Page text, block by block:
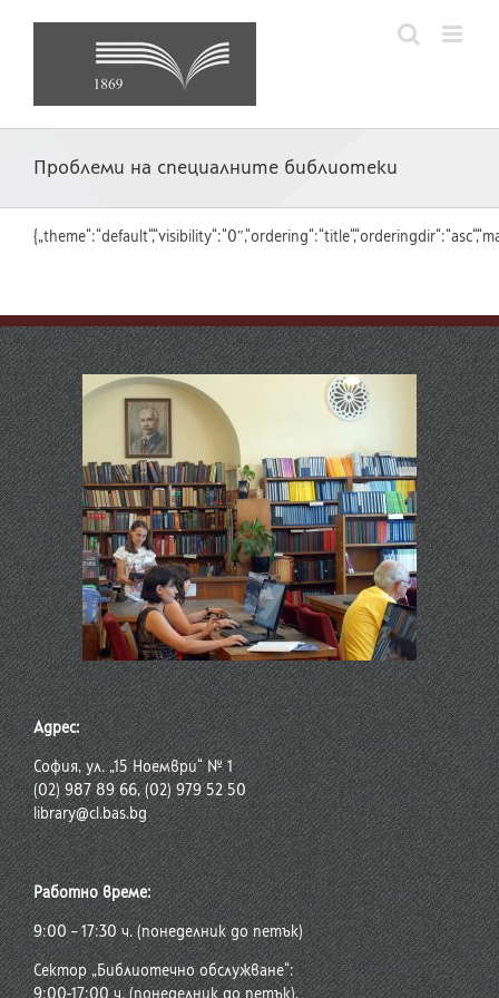
Проблеми на специалните библиотеки
Адрес:
София, ул. „15 Ноември“ № 1
(02) 987 89 66, (02) 979 52 50
library@cl.bas.bg
Работно време:
9:00 – 17:30 ч. (понеделник до петък)
Сектор „Библиотечно обслужване“:
9:00-17:00 ч. (понеделник до петък),